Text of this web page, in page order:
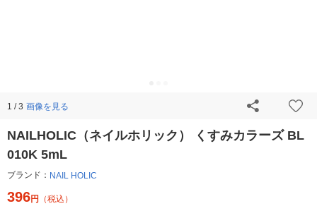
1 / 3 画像を見る
NAILHOLIC（ネイルホリック） くすみカラーズ BL
010K 5mL
ブランド： NAIL HOLIC
396円 （税込）